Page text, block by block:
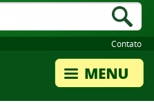
Contato